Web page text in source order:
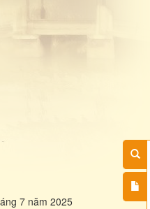
7 năm 2025